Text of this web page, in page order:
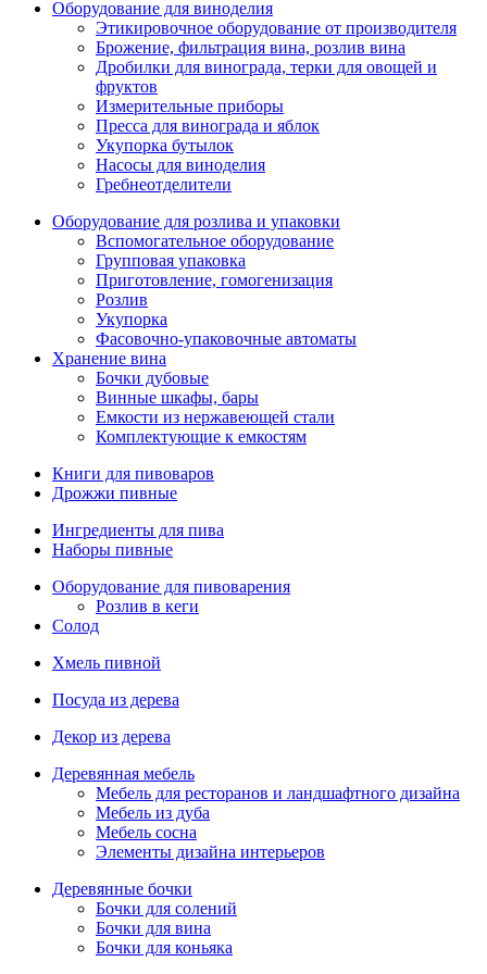
Оборудование для виноделия
Этикировочное оборудование от производителя
Брожение, фильтрация вина, розлив вина
Дробилки для винограда, терки для овощей и
фруктов
Измерительные приборы
Пресса для винограда и яблок
Укупорка бутылок
Насосы для виноделия
Гребнеотделители
Оборудование для розлива и упаковки
Вспомогательное оборудование
Групповая упаковка
Приготовление, гомогенизация
Розлив
Укупорка
Фасовочно-упаковочные автоматы
Хранение вина
Бочки дубовые
Винные шкафы, бары
Емкости из нержавеющей стали
Комплектующие к емкостям
Книги для пивоваров
Дрожжи пивные
Ингредиенты для пива
Наборы пивные
Оборудование для пивоварения
Розлив в кеги
Солод
Хмель пивной
Посуда из дерева
Декор из дерева
Деревянная мебель
Мебель для ресторанов и ландшафтного дизайна
Мебель из дуба
Мебель сосна
Элементы дизайна интерьеров
Деревянные бочки
Бочки для солений
Бочки для вина
Бочки для коньяка